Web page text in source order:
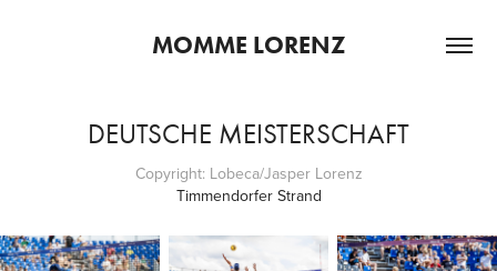
MOMME LORENZ
DEUTSCHE MEISTERSCHAFT
Copyright: Lobeca/Jasper Lorenz
Timmendorfer Strand